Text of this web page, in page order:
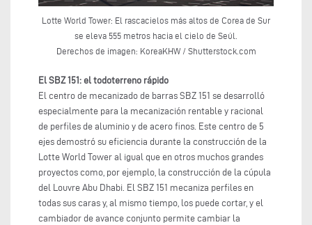
Lotte World Tower: El rascacielos más altos de Corea de Sur
se eleva 555 metros hacia el cielo de Seúl.
Derechos de imagen: KoreaKHW / Shutterstock.com
El SBZ 151: el todoterreno rápido
El centro de mecanizado de barras SBZ 151 se desarrolló
especialmente para la mecanización rentable y racional
de perfiles de aluminio y de acero finos. Este centro de 5
ejes demostró su eficiencia durante la construcción de la
Lotte World Tower al igual que en otros muchos grandes
proyectos como, por ejemplo, la construcción de la cúpula
del Louvre Abu Dhabi. El SBZ 151 mecaniza perfiles en
todas sus caras y, al mismo tiempo, los puede cortar, y el
cambiador de avance conjunto permite cambiar la